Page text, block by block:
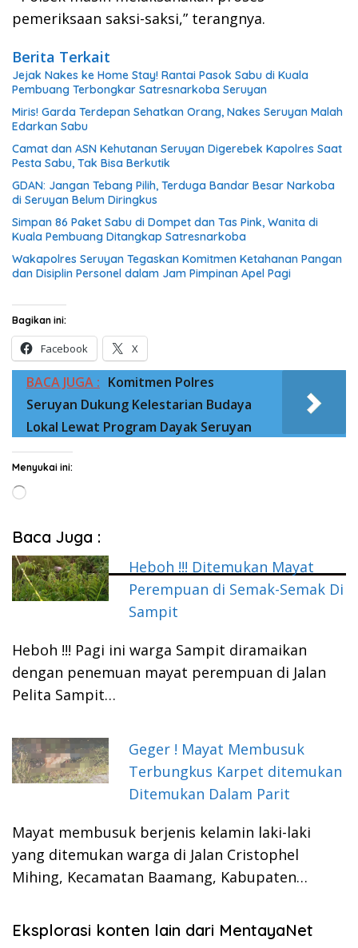
pemeriksaan saksi-saksi,” terangnya.
Berita Terkait
Jejak Nakes ke Home Stay! Rantai Pasok Sabu di Kuala
Pembuang Terbongkar Satresnarkoba Seruyan
Miris! Garda Terdepan Sehatkan Orang, Nakes Seruyan Malah
Edarkan Sabu
Camat dan ASN Kehutanan Seruyan Digerebek Kapolres Saat
Pesta Sabu, Tak Bisa Berkutik
GDAN: Jangan Tebang Pilih, Terduga Bandar Besar Narkoba
di Seruyan Belum Diringkus
Simpan 86 Paket Sabu di Dompet dan Tas Pink, Wanita di
Kuala Pembuang Ditangkap Satresnarkoba
Wakapolres Seruyan Tegaskan Komitmen Ketahanan Pangan
dan Disiplin Personel dalam Jam Pimpinan Apel Pagi
Bagikan ini:
Facebook X
BACA JUGA : Komitmen Polres
Seruyan Dukung Kelestarian Budaya
Lokal Lewat Program Dayak Seruyan
Menyukai ini:
Memuat...
Baca Juga :
Heboh !!! Ditemukan Mayat
Perempuan di Semak-Semak Di
Sampit
Heboh !!! Pagi ini warga Sampit diramaikan
dengan penemuan mayat perempuan di Jalan
Pelita Sampit…
Geger ! Mayat Membusuk
Terbungkus Karpet ditemukan
Ditemukan Dalam Parit
Mayat membusuk berjenis kelamin laki-laki
yang ditemukan warga di Jalan Cristophel
Mihing, Kecamatan Baamang, Kabupaten…
Eksplorasi konten lain dari MentayaNet